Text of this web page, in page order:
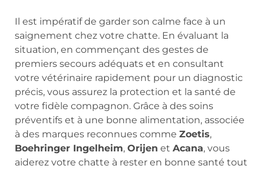
Il est impératif de garder son calme face à un
saignement chez votre chatte. En évaluant la
situation, en commençant des gestes de
premiers secours adéquats et en consultant
votre vétérinaire rapidement pour un diagnostic
précis, vous assurez la protection et la santé de
votre fidèle compagnon. Grâce à des soins
préventifs et à une bonne alimentation, associée
à des marques reconnues comme Zoetis,
Boehringer Ingelheim, Orijen et Acana, vous
aiderez votre chatte à rester en bonne santé tout